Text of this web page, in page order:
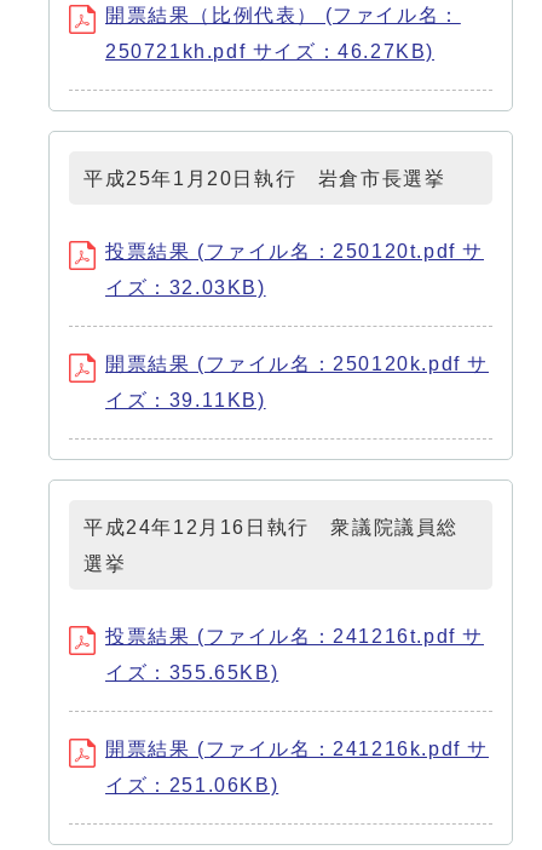
開票結果（比例代表） (ファイル名：
250721kh.pdf サイズ：46.27KB)
平成25年1月20日執行 岩倉市長選挙
投票結果 (ファイル名：250120t.pdf サ
イズ：32.03KB)
開票結果 (ファイル名：250120k.pdf サ
イズ：39.11KB)
平成24年12月16日執行 衆議院議員総
選挙
投票結果 (ファイル名：241216t.pdf サ
イズ：355.65KB)
開票結果 (ファイル名：241216k.pdf サ
イズ：251.06KB)